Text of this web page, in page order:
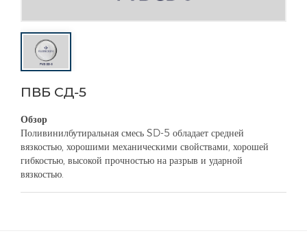
ПВБ СД-5
Обзор
Поливинилбутиральная смесь SD-5 обладает средней
вязкостью, хорошими механическими свойствами, хорошей
гибкостью, высокой прочностью на разрыв и ударной
вязкостью.